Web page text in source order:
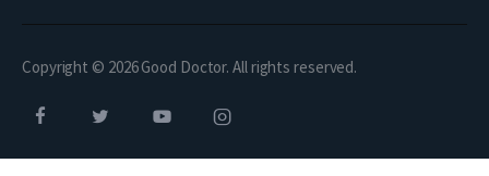
Copyright © 2026 Good Doctor. All rights reserved.